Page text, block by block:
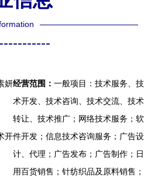
妍
开
经营范围： 一般项目：技术服务、技
术开发、技术咨询、技术交流、技术
转让、技术推广；网络技术服务；软
件开发；信息技术咨询服务；广告设
计、代理；广告发布；广告制作；日
用百货销售；针纺织品及原料销售；